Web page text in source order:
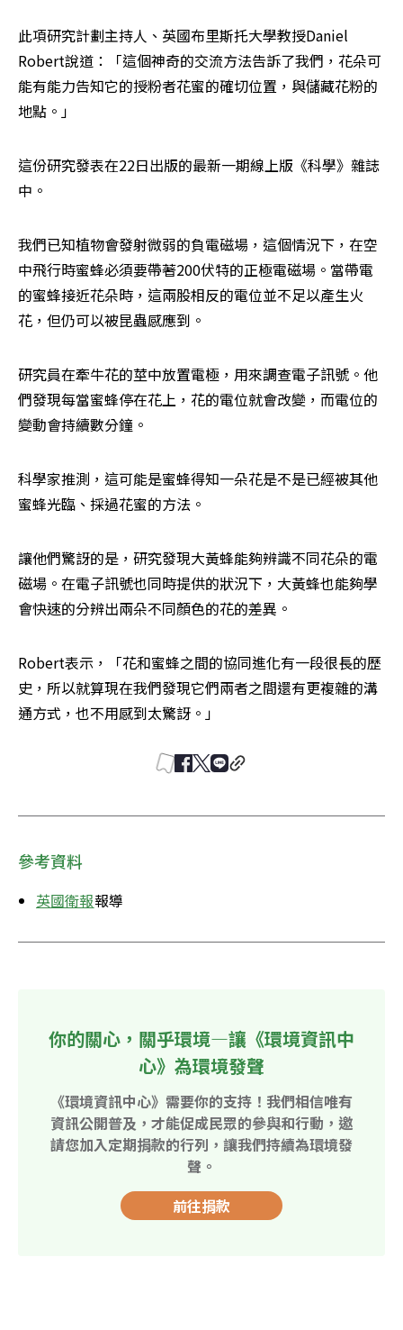
此項研究計劃主持人、英國布里斯托大學教授Daniel
Robert說道：「這個神奇的交流方法告訴了我們，花朵可
能有能力告知它的授粉者花蜜的確切位置，與儲藏花粉的
地點。」
這份研究發表在22日出版的最新一期線上版《科學》雜誌
中。
我們已知植物會發射微弱的負電磁場，這個情況下，在空
中飛行時蜜蜂必須要帶著200伏特的正極電磁場。當帶電
的蜜蜂接近花朵時，這兩股相反的電位並不足以產生火
花，但仍可以被昆蟲感應到。
研究員在牽牛花的莖中放置電極，用來調查電子訊號。他
們發現每當蜜蜂停在花上，花的電位就會改變，而電位的
變動會持續數分鐘。
科學家推測，這可能是蜜蜂得知一朵花是不是已經被其他
蜜蜂光臨、採過花蜜的方法。
讓他們驚訝的是，研究發現大黃蜂能夠辨識不同花朵的電
磁場。在電子訊號也同時提供的狀況下，大黃蜂也能夠學
會快速的分辨出兩朵不同顏色的花的差異。
Robert表示，「花和蜜蜂之間的協同進化有一段很長的歷
史，所以就算現在我們發現它們兩者之間還有更複雜的溝
通方式，也不用感到太驚訝。」
參考資料
英國衛報報導
你的關心，關乎環境—讓《環境資訊中
心》為環境發聲
《環境資訊中心》需要你的支持！我們相信唯有
資訊公開普及，才能促成民眾的參與和行動，邀
請您加入定期捐款的行列，讓我們持續為環境發
聲。
前往捐款